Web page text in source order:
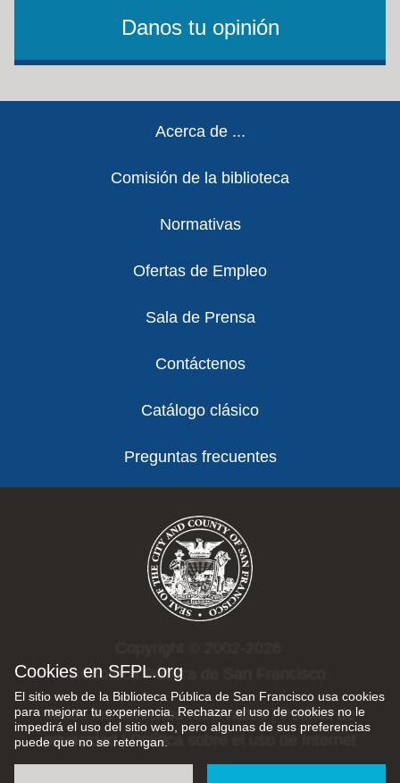
Cookies en SFPL.org
El sitio web de la Biblioteca Pública de San Francisco usa cookies
para mejorar tu experiencia. Rechazar el uso de cookies no le
impedirá el uso del sitio web, pero algunas de sus preferencias
puede que no se retengan.
Danos tu opinión
Acerca de ...
Comisión de la biblioteca
Normativas
Ofertas de Empleo
Sala de Prensa
Contáctenos
Catálogo clásico
Preguntas frecuentes
Biblioteca Pública de San Francisco.
Todos los derechos reservados |Política de
privacidad|Política sobre el uso de Internet